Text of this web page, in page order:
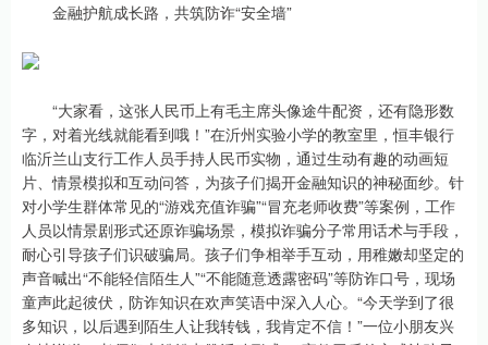
金融护航成长路，共筑防诈“安全墙”
“大家看，这张人民币上有毛主席头像途牛配资，还有隐形数
字，对着光线就能看到哦！”在沂州实验小学的教室里，恒丰银行
临沂兰山支行工作人员手持人民币实物，通过生动有趣的动画短
片、情景模拟和互动问答，为孩子们揭开金融知识的神秘面纱。针
对小学生群体常见的“游戏充值诈骗”“冒充老师收费”等案例，工作
人员以情景剧形式还原诈骗场景，模拟诈骗分子常用话术与手段，
耐心引导孩子们识破骗局。孩子们争相举手互动，用稚嫩却坚定的
声音喊出“不能轻信陌生人”“不能随意透露密码”等防诈口号，现场
童声此起彼伏，防诈知识在欢声笑语中深入人心。“今天学到了很
多知识，以后遇到陌生人让我转钱，我肯定不信！”一位小朋友兴